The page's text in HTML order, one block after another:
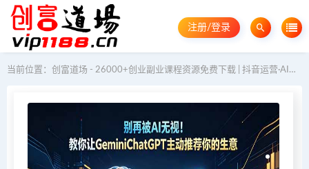
注册/登录
当前位置： 创富道场 - 26000+创业副业课程资源免费下载 | 抖音运营·AI教程·GEO优化